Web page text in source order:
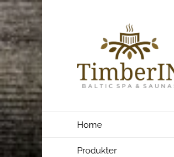
Skip
to
content
Home
Produkter